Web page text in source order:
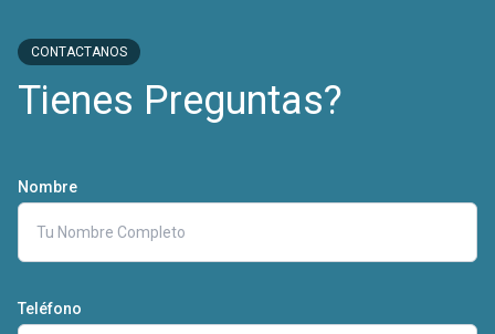
CONTACTANOS
Tienes Preguntas?
Nombre
Teléfono